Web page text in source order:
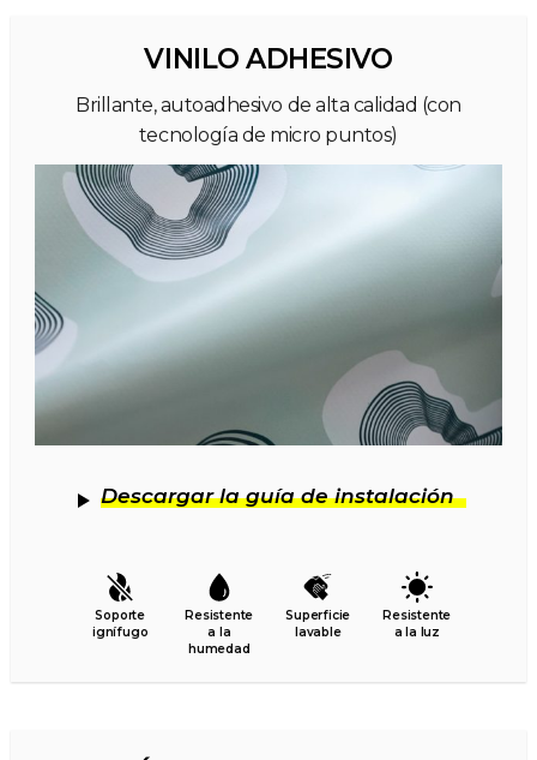
VINILO ADHESIVO
Brillante, autoadhesivo de alta calidad (con
tecnología de micro puntos)
Descargar la guía de instalación
Soporte
ignífugo
Resistente
a la
humedad
Superficie
lavable
Resistente
a la luz